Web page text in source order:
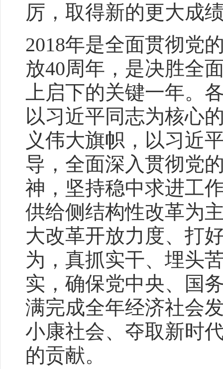
厉，取得新的更大成
2018年是全面贯彻党
放40周年，是决胜全
上启下的关键一年。
以习近平同志为核心
义伟大旗帜，以习近
导，全面深入贯彻党
神，坚持稳中求进工
供给侧结构性改革为
大改革开放力度、打
为，真抓实干、埋头
实，确保党中央、国
满完成全年经济社会
小康社会、夺取新时
的贡献。